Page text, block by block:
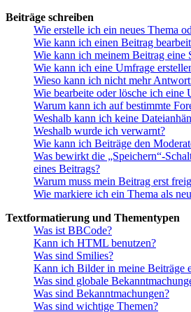
Beiträge schreiben
Wie erstelle ich ein neues Thema
Wie kann ich einen Beitrag
Wie kann ich meinem Beitrag eine
Wie kann ich eine Umfrage
Wieso kann ich nicht mehr
Wie bearbeite oder lösche ich eine
Warum kann ich auf bestimmte
Weshalb kann ich keine
Weshalb wurde ich verwarnt?
Wie kann ich Beiträge den
Was bewirkt die „Speichern“-
eines Beitrags?
Warum muss mein Beitrag erst
Wie markiere ich ein Thema als
Textformatierung und Thementypen
Was ist BBCode?
Kann ich HTML benutzen?
Was sind Smilies?
Kann ich Bilder in meine Beiträge
Was sind globale
Was sind Bekanntmachungen?
Was sind wichtige Themen?